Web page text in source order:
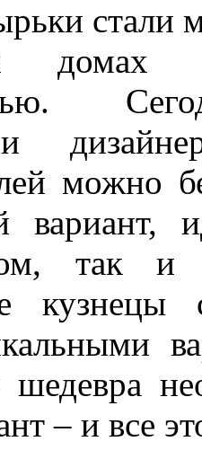
стали
домах
можно
вариант,
так и
кузнецы
шедевра
– и все